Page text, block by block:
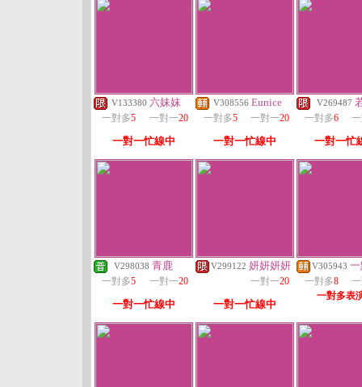
V133380 六妹妹
一對多5 一對一20
一對一忙線中
V308556 Eunice
一對多5 一對一20
一對一忙線中
V269487
一對多6
一對一忙
V298038 青鹿
一對多5 一對一20
一對一忙線中
V299122 妍妍妍妍
一對一20
一對一忙線中
V305943
一對多8
一對多表